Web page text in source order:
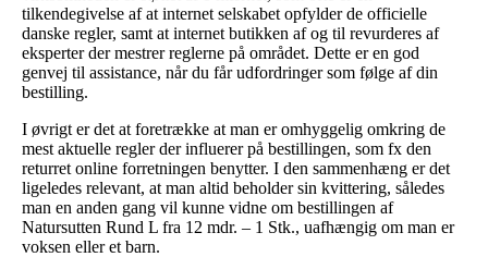
tilkendegivelse af at internet selskabet opfylder de officielle
danske regler, samt at internet butikken af og til revurderes af
eksperter der mestrer reglerne på området. Dette er en god
genvej til assistance, når du får udfordringer som følge af din
bestilling.
I øvrigt er det at foretrække at man er omhyggelig omkring de
mest aktuelle regler der influerer på bestillingen, som fx den
returret online forretningen benytter. I den sammenhæng er det
ligeledes relevant, at man altid beholder sin kvittering, således
man en anden gang vil kunne vidne om bestillingen af
Natursutten Rund L fra 12 mdr. – 1 Stk., uafhængig om man er
voksen eller et barn.